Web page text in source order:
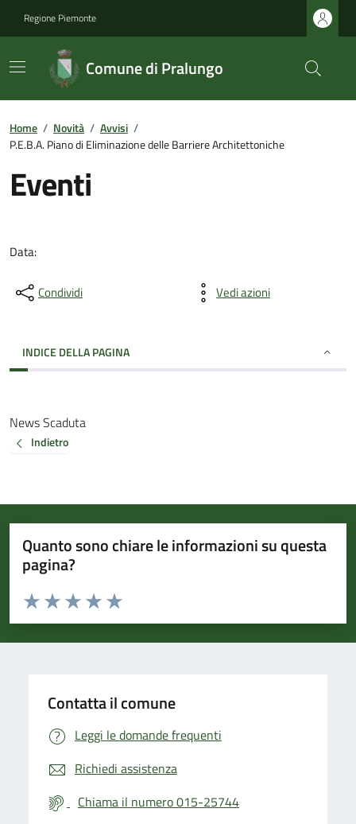
Regione Piemonte
Comune di Pralungo
Home / Novità / Avvisi /
P.E.B.A. Piano di Eliminazione delle Barriere Architettoniche
Eventi
Data:
Condividi Vedi azioni
INDICE DELLA PAGINA
News Scaduta
Indietro
Quanto sono chiare le informazioni su questa
pagina?
Valuta da 1 a 5 stelle la pagina
Valuta 5 stelle su 5
Valuta 4 stelle su 5
Valuta 3 stelle su 5
Valuta 2 stelle su 5
Valuta 1 stelle su 5
Contatta il comune
Leggi le domande frequenti
Richiedi assistenza
Chiama il numero 015-25744